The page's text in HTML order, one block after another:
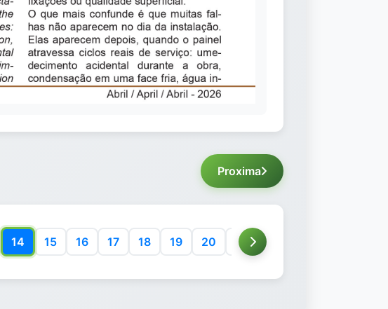
Proxima
14 15 16 17 18 19 20 21